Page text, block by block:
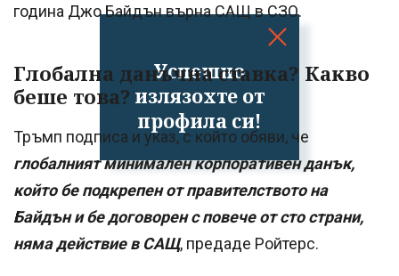
Успешно
излязохте от
профила си!
година Джо Байдън върна САЩ в СЗО.
Глобална данъчна ставка? Какво
беше това?
Тръмп подписа и указ, с който обяви, че
глобалният минимален корпоративен данък,
който бе подкрепен от правителството на
Байдън и бе договорен с повече от сто страни,
няма действие в САЩ, предаде Ройтерс.